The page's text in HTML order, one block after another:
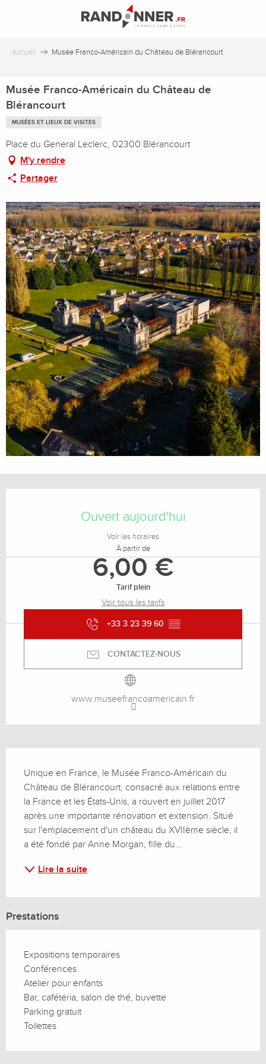
principal
Accueil Musée Franco-Américain du Château de Blérancourt
Musée Franco-Américain du Château de
Blérancourt
MUSÉES ET LIEUX DE VISITES
Place du General Leclerc, 02300 Blérancourt
M'y rendre
Partager
Ouvert aujourd'hui
Voir les horaires
À partir de
6,00 €
Tarif plein
Voir tous les tarifs
+33 3 23 39 60 ▒▒
CONTACTEZ-NOUS
www.museefrancoamericain.fr
Unique en France, le Musée Franco-Américain du
Château de Blérancourt, consacré aux relations entre
la France et les États-Unis, a rouvert en juillet 2017
après une importante rénovation et extension. Situé
sur l'emplacement d'un château du XVIIème siècle, il
a été fondé par Anne Morgan, fille du...
Lire la suite
Prestations
Expositions temporaires
Conférences
Atelier pour enfants
Bar, cafétéria, salon de thé, buvette
Parking gratuit
Toilettes